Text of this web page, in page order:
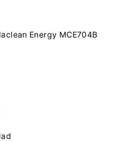
Energy MCE704B